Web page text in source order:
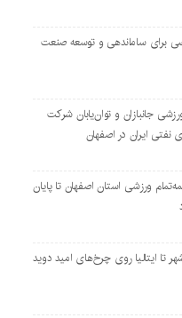
برای ساماندهی و توسعه صنعت
جانبازان و توان‌یابان شرکت
ایران در اصفهان
ورزشی استان اصفهان تا پایان
تا ایتالیا روی چرخ‌های امید دوید